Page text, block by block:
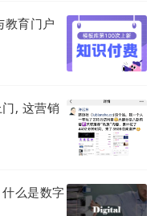
教育门户
, 这营销
么是数字